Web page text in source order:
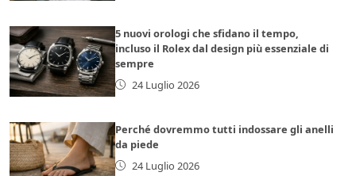
5 nuovi orologi che sfidano il tempo,
incluso il Rolex dal design più essenziale di
sempre
24 Luglio 2026
Perché dovremmo tutti indossare gli anelli
da piede
24 Luglio 2026